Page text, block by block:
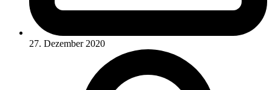
27. Dezember 2020